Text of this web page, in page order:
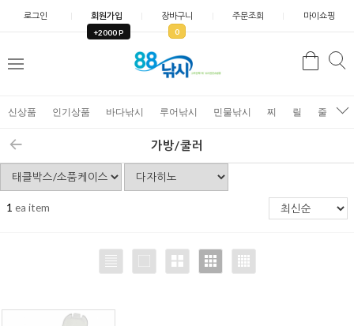
로그인 회원가입
+2000 P
장바구니
0
주문조회 마이쇼핑
검
신상품 인기상품 바다낚시 루어낚시 민물낚시 찌 릴 줄
가방/쿨러
1 ea item